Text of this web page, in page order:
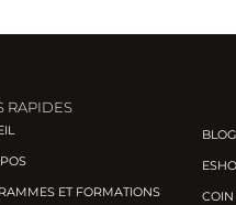
RAPIDES
ET FORMATIONS
BLOG
COIN